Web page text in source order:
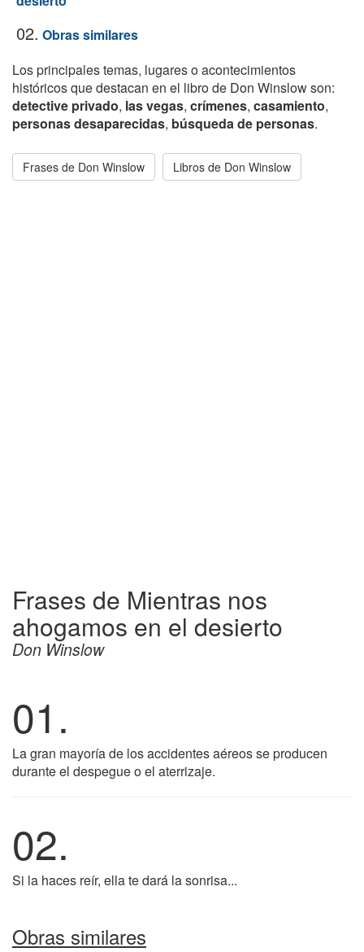
02. Obras similares
Los principales temas, lugares o acontecimientos
históricos que destacan en el libro de Don Winslow son:
detective privado, las vegas, crímenes, casamiento,
personas desaparecidas, búsqueda de personas.
Frases de Don Winslow Libros de Don Winslow
Frases de Mientras nos
ahogamos en el desierto
Don Winslow
01.
La gran mayoría de los accidentes aéreos se producen
durante el despegue o el aterrizaje.
02.
Si la haces reír, ella te dará la sonrisa...
Obras similares